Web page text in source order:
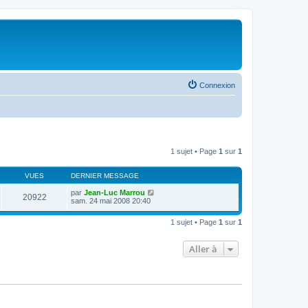
Connexion
1 sujet • Page 1 sur 1
VUES DERNIER MESSAGE
20922 par Jean-Luc Marrou
sam. 24 mai 2008 20:40
1 sujet • Page 1 sur 1
Aller à